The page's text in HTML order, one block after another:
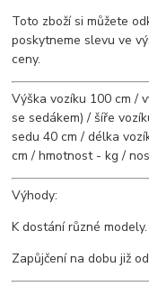
Toto zboží si můžete
poskytneme slevu ve
ceny.
Výška vozíku 100 cm /
se sedákem) / šíře
sedu 40 cm / délka
cm / hmotnost - kg /
Výhody:
K dostání různé modely.
Zapůjčení na dobu již